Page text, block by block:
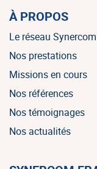
À PROPOS
Le réseau Synercom
Nos prestations
Missions en cours
Nos références
Nos témoignages
Nos actualités